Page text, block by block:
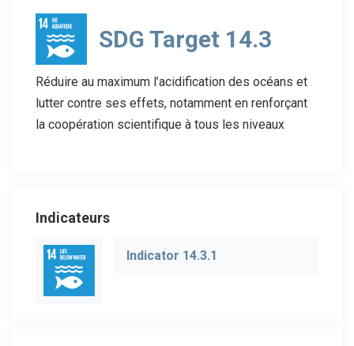
SDG Target 14.3
Réduire au maximum l’acidification des océans et
lutter contre ses effets, notamment en renforçant
la coopération scientifique à tous les niveaux
Indicateurs
Indicator 14.3.1